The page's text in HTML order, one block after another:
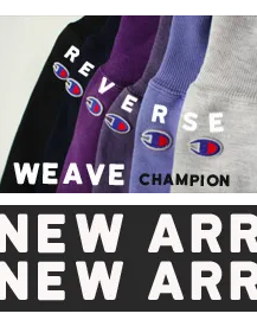
ャツ
ー
ースポーツ
ンート
柄/無地
ル/リンガー
プ/NBA・ポロシャツ
・半袖シャツ
・アロハ/サーフ/ボーリング
・ラルフ/ブランド
・無地/チェック/ストラ
・ワーク/ミリタリー/ウ
・ネル/ウール ・ショ
・アウ
・ジー
・
・ミリ
・コー
・コッ
・オー
・ジャ
ン